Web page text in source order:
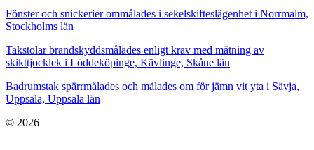
Fönster och snickerier ommålades i sekelskifteslägenhet i Norrmalm,
Stockholms län
Takstolar brandskyddsmålades enligt krav med mätning av
skikttjocklek i Löddeköpinge, Kävlinge, Skåne län
Badrumstak spärrmålades och målades om för jämn vit yta i Sävja,
Uppsala, Uppsala län
© 2026